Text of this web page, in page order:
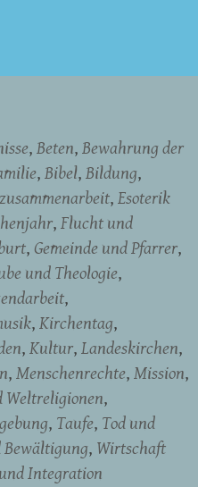
Beten Bewahrung der
Bibel Bildung
Esoterik
Flucht und
Gemeinde und Pfarrer
und Theologie
Kirchentag
Kultur Landeskirchen
Menschenrechte Mission
Weltreligionen
Taufe Tod und
Wirtschaft
Integration